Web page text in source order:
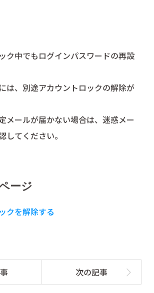
ク中でもログインパスワードの再設
は、別途アカウントロックの解除が
メールが届かない場合は、迷惑メー
してください。
ージ
クを解除する